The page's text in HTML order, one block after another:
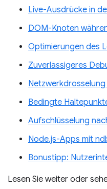
Live-Ausdrücke in
DOM-Knoten
Optimierungen des
Zuverlässigeres
Bedingte
Aufschlüsselung
Node.js-Apps mit
Bonustipp:
Lesen Sie weiter oder